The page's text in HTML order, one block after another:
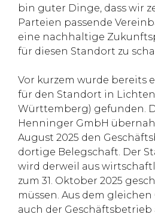
bin guter Dinge, dass wir
Parteien passende
eine nachhaltige
für diesen Standort zu
Vor kurzem wurde bereits
für den Standort in
Württemberg) gefunden.
Henninger GmbH
August 2025 den
dortige Belegschaft. Der
wird derweil aus
zum 31. Oktober 2025
müssen. Aus dem
auch der